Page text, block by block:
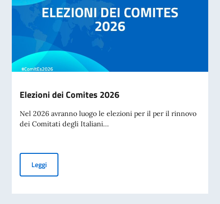
Elezioni dei Comites 2026
Nel 2026 avranno luogo le elezioni per il per il rinnovo
dei Comitati degli Italiani...
LeggiElezioni dei Comites 2026